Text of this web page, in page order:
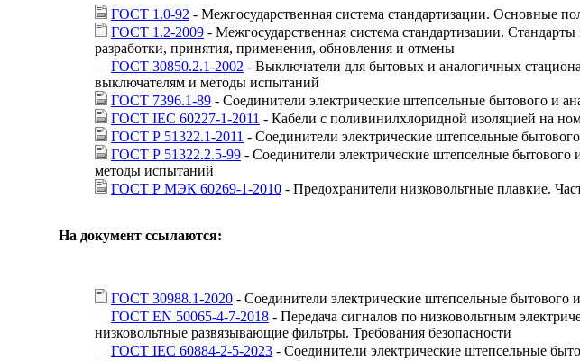
ГОСТ 1.0-92 - Межгосударственная система стандартизации. Основные
ГОСТ 1.2-2009 - Межгосударственная система стандартизации.
разработки, принятия, применения, обновления и отмены
ГОСТ 30850.2.1-2002 - Выключатели для бытовых и аналогичных
выключателям и методы испытаний
ГОСТ 7396.1-89 - Соединители электрические штепсельные бытового и
ГОСТ IEC 60227-1-2011 - Кабели с поливинилхлоридной изоляцией на
ГОСТ Р 51322.1-2011 - Соединители электрические штепсельные
ГОСТ Р 51322.2.5-99 - Соединители электрические штепселные бытового
методы испытаний
ГОСТ Р МЭК 60269-1-2010 - Предохранители низковольтные плавкие.
На документ ссылаются:
ГОСТ 30988.1-2020 - Соединители электрические штепсельные
ГОСТ EN 50065-4-7-2018 - Передача сигналов по низковольтным
низковольтные развязывающие фильтры. Требования безопасности
ГОСТ IEC 60884-2-5-2023 - Соединители электрические штепсельные